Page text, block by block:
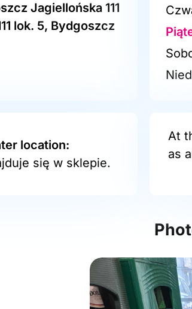
Jagiellońska 111
lok. 5, Bydgoszcz
location:
się w sklepie.
At
as